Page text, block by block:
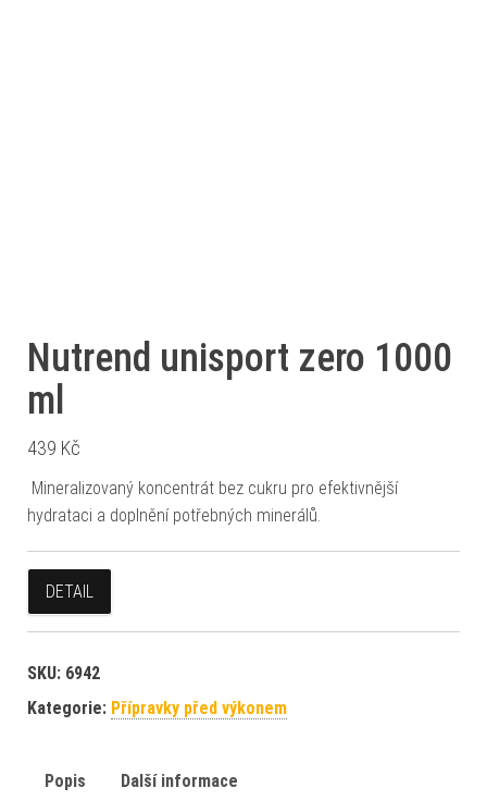
Nutrend unisport zero 1000
ml
439 Kč
Mineralizovaný koncentrát bez cukru pro efektivnější
hydrataci a doplnění potřebných minerálů.
DETAIL
SKU: 6942
Kategorie: Přípravky před výkonem
Popis Další informace